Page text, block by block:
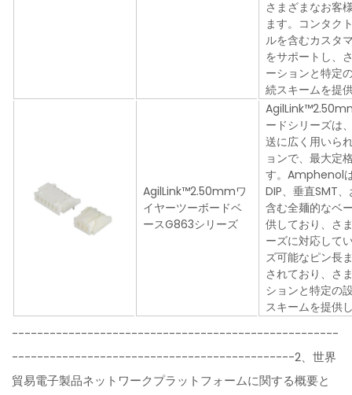
さまざまなお客
ます。コンタク
ルを含むカスタ
をサポートし、
ーションと特定
続スキームを提
AgilLink™2.50mmワ
イヤーツーボードベ
ースG863シリーズ
ードシリーズは
送に広く用いら
ョンで、最大定
す。Amphenol
DIP、垂直SMT
含む全麺的なベ
供しており、さ
ーズに対応して
ズ可能なピン長
されており、さ
ションと特定の
スキームを提供
----------------------------------------------------
---------------------------------------------2、世界
貿易電子製品ネットワークプラットフォームに関する概要と